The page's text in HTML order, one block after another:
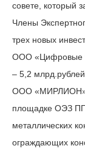
совете, который
Члены
трех новых
ООО «Цифровые
– 5,2
ООО «МИРЛИОН»
площадке ОЭЗ
металлических
ограждающих